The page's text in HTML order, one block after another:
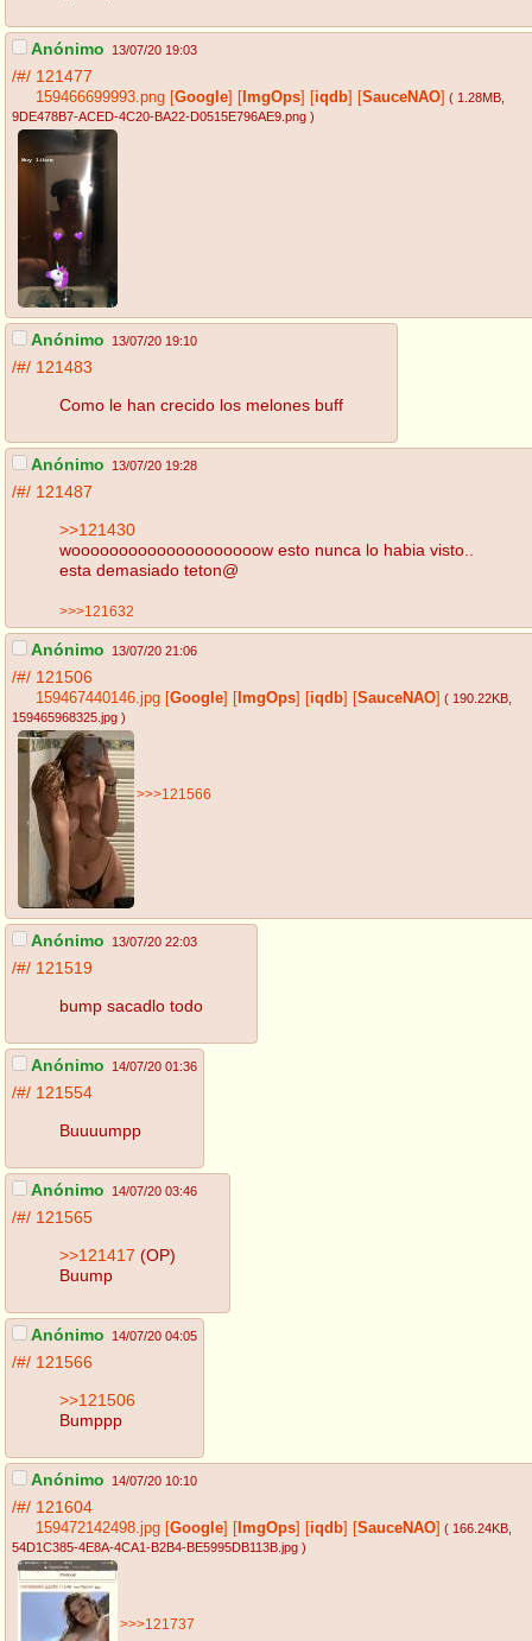
Anónimo 13/07/20 19:03
/#/ 121477
159466699993.png [Google] [ ImgOps] [iqdb] [SauceNAO] ( 1.28MB
9DE478B7-ACED-4C20-BA22-D0515E796AE9.png )
Anónimo 13/07/20 19:10
/#/ 121483
Como le han crecido los melones buff
Anónimo 13/07/20 19:28
/#/ 121487
>>121430
woooooooooooooooooooow esto nunca lo habia visto..
esta demasiado teton@
>>>121632
Anónimo 13/07/20 21:06
/#/ 121506
159467440146.jpg [Google] [ ImgOps] [iqdb] [SauceNAO] ( 190.22KB
159465968325.jpg )
>>>121566
Anónimo 13/07/20 22:03
/#/ 121519
bump sacadlo todo
Anónimo 14/07/20 01:36
/#/ 121554
Buuuumpp
Anónimo 14/07/20 03:46
/#/ 121565
>>121417 (OP)
Buump
Anónimo 14/07/20 04:05
/#/ 121566
>>121506
Bumppp
Anónimo 14/07/20 10:10
/#/ 121604
159472142498.jpg [Google] [ ImgOps] [iqdb] [SauceNAO] ( 166.24KB
54D1C385-4E8A-4CA1-B2B4-BE5995DB113B.jpg )
>>>121737